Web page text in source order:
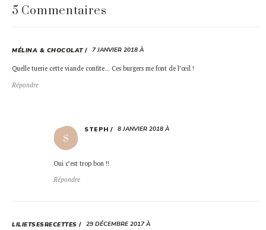
5 Commentaires
MÉLINA & CHOCOLAT 7 JANVIER 2018 À
Quelle tuerie cette viande confite… Ces burgers me font de l’œil !
Répondre
STEPH 8 JANVIER 2018 À
Oui c’est trop bon !!
Répondre
LILIETSESRECETTES 29 DÉCEMBRE 2017 À